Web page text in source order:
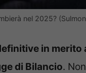
nel 2025?
in merito
di Bilancio.